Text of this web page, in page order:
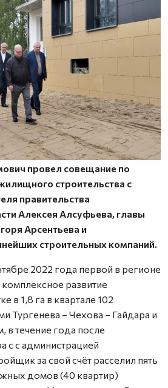
провел совещание по
строительства с
правительства
Алексея Алсуфьева, главы
Арсентьева и
строительных компаний.
2022 года первой в регионе
развитие
в 1,8 га в квартале 102
Тургенева – Чехова – Гайдара и
течение года после
с с администрацией
за свой счёт расселил пять
домов (40 квартир)